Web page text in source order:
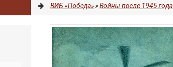
ВИБ «Победа»»Войны после 1945 года